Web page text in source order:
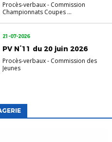
Procès-verbaux- Commission
Championnats Coupes ...
21-07-2026
PV N°11 du 20 juin 2026
Procès-verbaux- Commission des
Jeunes